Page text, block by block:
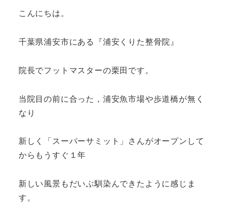
こんにちは。
千葉県浦安市にある『浦安くりた整骨院』
院長でフットマスターの栗田です。
当院目の前に合った，浦安魚市場や歩道橋が無く
なり
新しく「スーパーサミット」さんがオープンして
からもうすぐ１年
新しい風景もだいぶ馴染んできたように感じま
す。